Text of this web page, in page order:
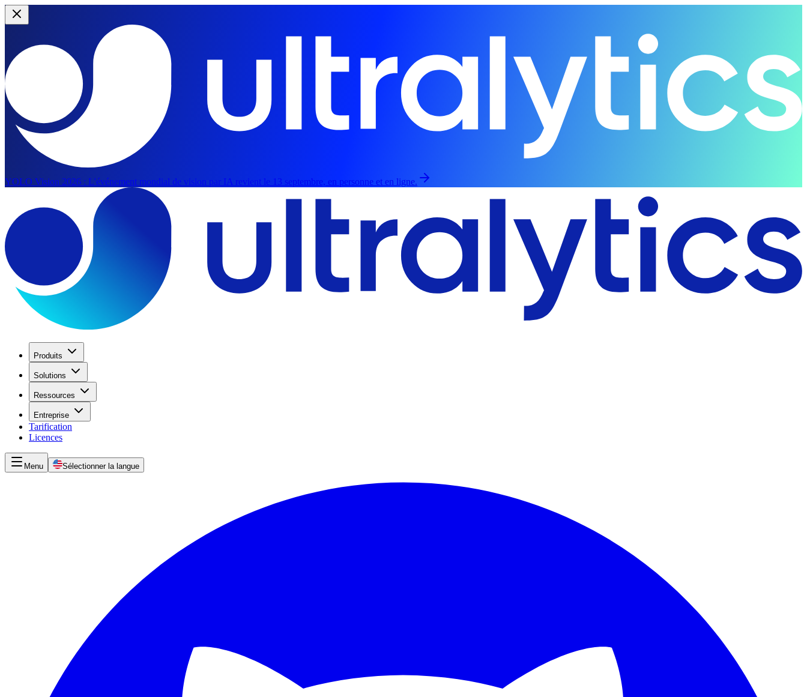
YOLO Vision 2026 : L'événement mondial de vision par IA revient le 13 septembre, en personne et en ligne.
Produits
Solutions
Ressources
Entreprise
Tarification
Licences
Menu Sélectionner la langue